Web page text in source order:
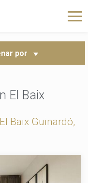
por
Baix Guinardó,